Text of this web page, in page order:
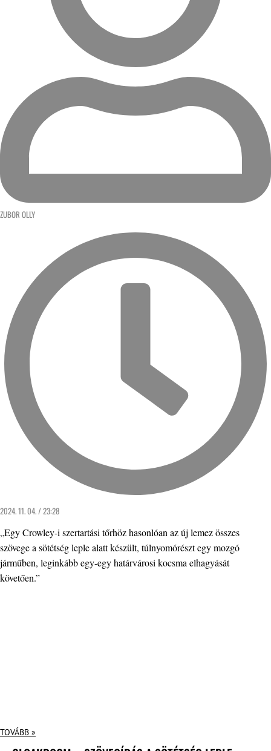
ZUBOR OLLY
2024. 11. 04. / 23:28
„Egy Crowley-i szertartási tőrhöz hasonlóan az új lemez összes
szövege a sötétség leple alatt készült, túlnyomórészt egy mozgó
járműben, leginkább egy-egy határvárosi kocsma elhagyását
követően.”
TOVÁBB »